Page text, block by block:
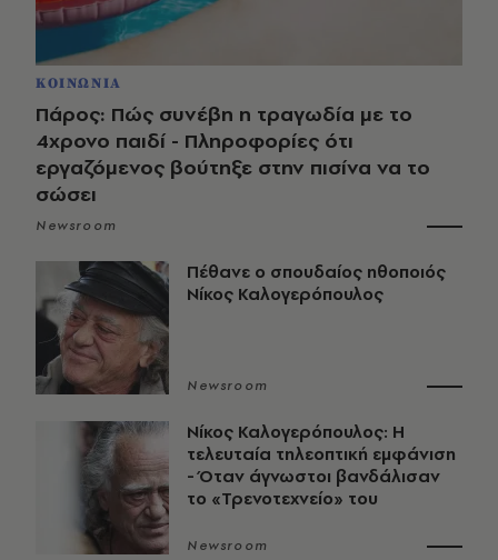
ΚΟΙΝΩΝΙΑ
Πάρος: Πώς συνέβη η τραγωδία με το
4χρονο παιδί - Πληροφορίες ότι
εργαζόμενος βούτηξε στην πισίνα να το
σώσει
Newsroom
Πέθανε ο σπουδαίος ηθοποιός
Νίκος Καλογερόπουλος
Newsroom
Νίκος Καλογερόπουλος: Η
τελευταία τηλεοπτική εμφάνιση
- Όταν άγνωστοι βανδάλισαν
το «Τρενοτεχνείο» του
Newsroom